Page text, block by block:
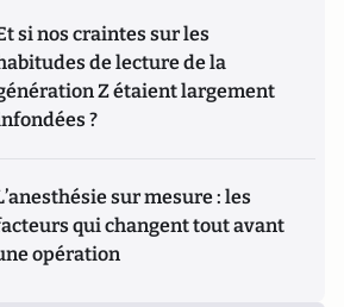
si nos craintes sur les
de lecture de la
Z étaient largement
?
sur mesure : les
qui changent tout avant
opération